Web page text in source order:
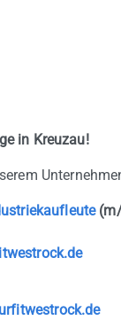
in Kreuzau!